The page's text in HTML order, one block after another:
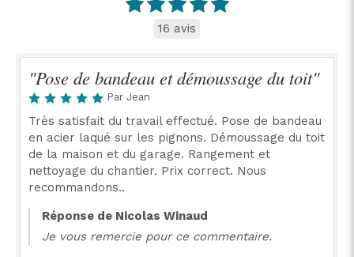
16 avis
"Pose de bandeau et démoussage du toit"
Par Jean
Très satisfait du travail effectué. Pose de bandeau
en acier laqué sur les pignons. Démoussage du toit
de la maison et du garage. Rangement et
nettoyage du chantier. Prix correct. Nous
recommandons..
Réponse de Nicolas Winaud
Je vous remercie pour ce commentaire.